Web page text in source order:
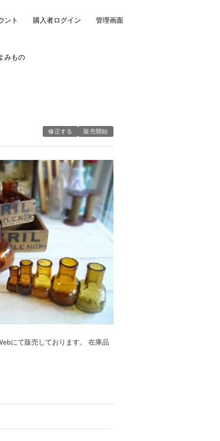
みもの
ント 購入者ログイン 管理画面
修正する 販売開始
にて販売しております。 在庫品